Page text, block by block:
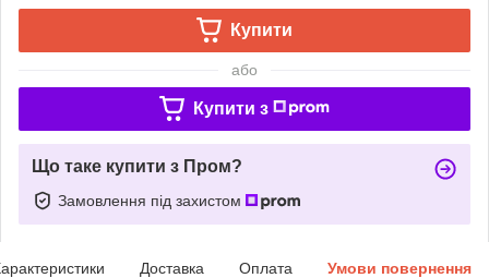
Купити
або
Купити з
Що таке купити з Пром?
Замовлення під захистом
Доставка Оплата Умови повернення